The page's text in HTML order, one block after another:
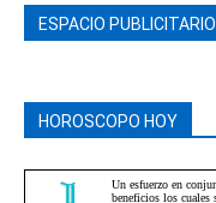
ESPACIO PUBLICITARIO
HOROSCOPO HOY